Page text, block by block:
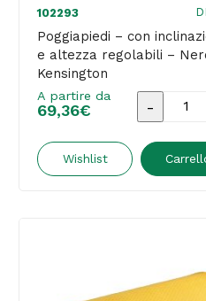
102293
Poggiapiedi – con
e altezza regolabili –
Kensington
A partire da
69,36€
con
-
Wishlist